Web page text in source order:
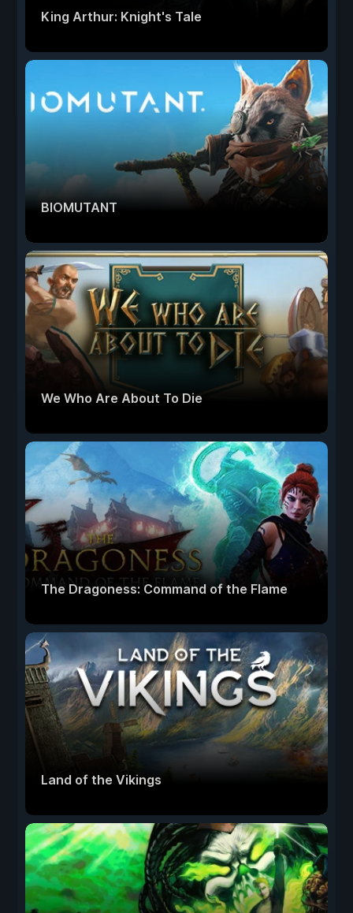
King Arthur: Knight's Tale
BIOMUTANT
We Who Are About To Die
The Dragoness: Command of the Flame
Land of the Vikings